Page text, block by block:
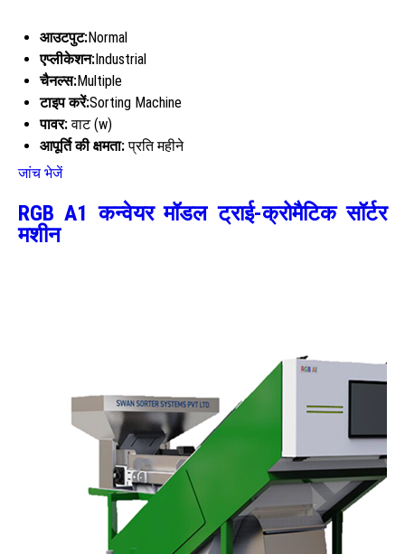
आउटपुट:Normal
एप्लीकेशन:Industrial
चैनल्स:Multiple
टाइप करें:Sorting Machine
पावर:वाट (w)
आपूर्ति की क्षमता:प्रति महीने
जांच भेजें
RGB A1 कन्वेयर मॉडल ट्राई-क्रोमैटिक सॉर्टर
मशीन